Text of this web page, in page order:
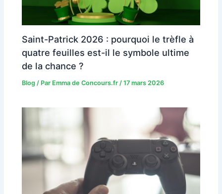
Saint-Patrick 2026 : pourquoi le trèfle à
quatre feuilles est-il le symbole ultime
de la chance ?
Blog / Par Emma de Concours.fr /17 mars 2026